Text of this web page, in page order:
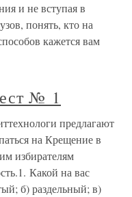
и не вступая в
понять, кто на
кажется вам
№ 1
предлагают
на Крещение в
избирателям
Какой на вас
б) раздельный; в)